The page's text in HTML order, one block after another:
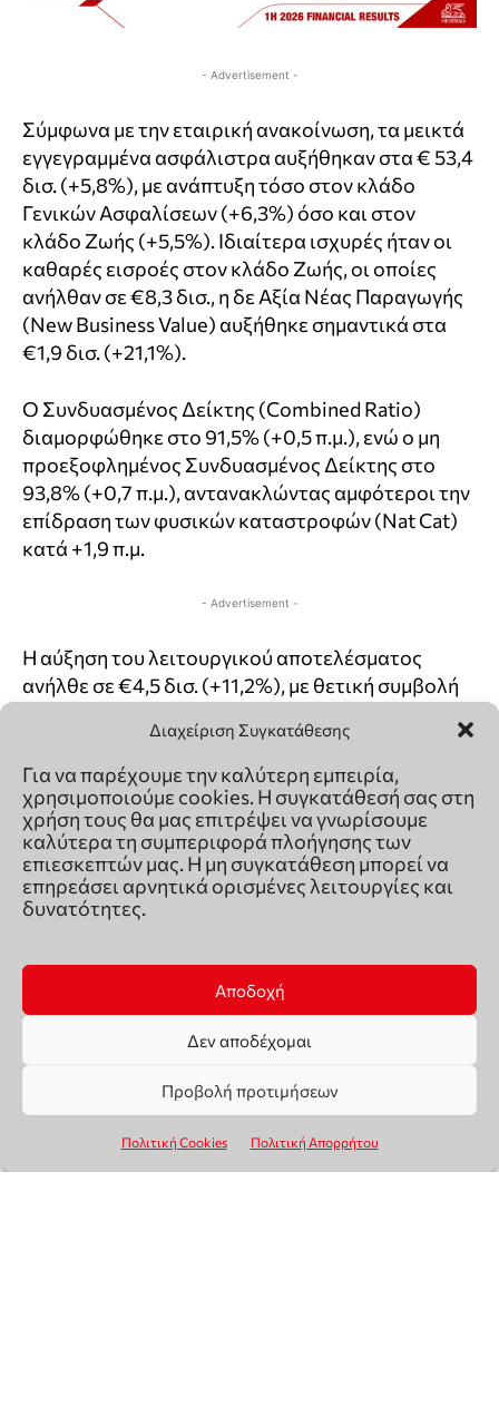
Διαχείριση Συγκατάθεσης
Για να παρέχουμε την καλύτερη εμπειρία,
χρησιμοποιούμε cookies. Η συγκατάθεσή σας στη
χρήση τους θα μας επιτρέψει να γνωρίσουμε
καλύτερα τη συμπεριφορά πλοήγησης των
επιεσκεπτών μας. Η μη συγκατάθεση μπορεί να
επηρεάσει αρνητικά ορισμένες λειτουργίες και
δυνατότητες.
Αποδοχή
Δεν αποδέχομαι
Προβολή προτιμήσεων
Πολιτική Cookies Πολιτική Απορρήτου